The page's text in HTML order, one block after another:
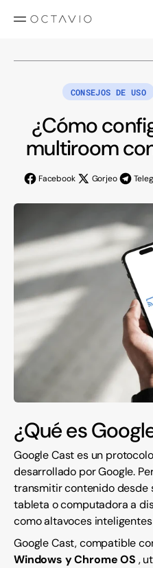
CONTENIDO
CONSEJOS DE USO
¿Cómo
multiroom
Facebook Gorjeo
¿Qué es
Google Cast es un
desarrollado por Google.
transmitir contenido desde
tableta o computadora a
como altavoces
Google Cast, compatible
Windows y Chrome OS ,